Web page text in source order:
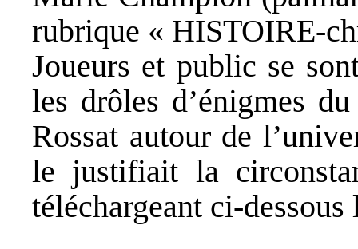
rubrique « HISTOIRE-
Joueurs et public se
les drôles d’énigmes
Rossat autour de
le justifiait la
téléchargeant ci-